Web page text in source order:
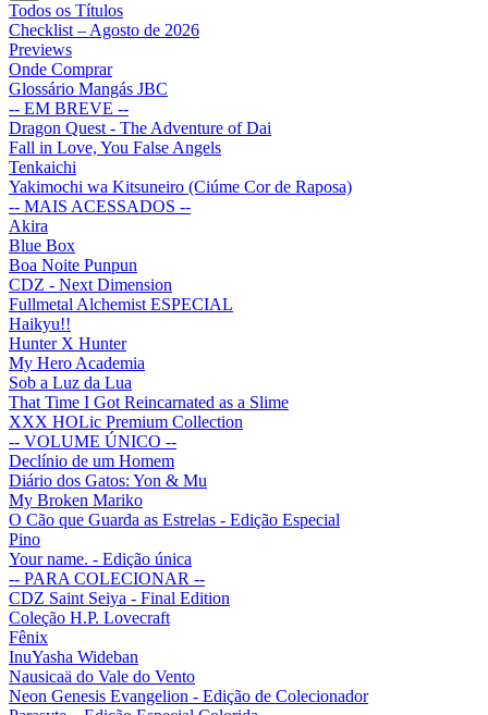
Todos os Títulos
Checklist – Agosto de 2026
Previews
Onde Comprar
Glossário Mangás JBC
-- EM BREVE --
Dragon Quest - The Adventure of Dai
Fall in Love, You False Angels
Tenkaichi
Yakimochi wa Kitsuneiro (Ciúme Cor de Raposa)
-- MAIS ACESSADOS --
Akira
Blue Box
Boa Noite Punpun
CDZ - Next Dimension
Fullmetal Alchemist ESPECIAL
Haikyu!!
Hunter X Hunter
My Hero Academia
Sob a Luz da Lua
That Time I Got Reincarnated as a Slime
XXX HOLic Premium Collection
-- VOLUME ÚNICO --
Declínio de um Homem
Diário dos Gatos: Yon & Mu
My Broken Mariko
O Cão que Guarda as Estrelas - Edição Especial
Pino
Your name. - Edição única
-- PARA COLECIONAR --
CDZ Saint Seiya - Final Edition
Coleção H.P. Lovecraft
Fênix
InuYasha Wideban
Nausicaä do Vale do Vento
Neon Genesis Evangelion - Edição de Colecionador